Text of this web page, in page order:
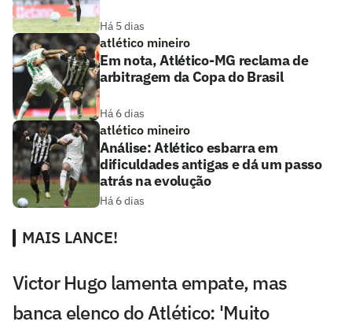
Há 5 dias
atlético mineiro
Em nota, Atlético-MG reclama de
arbitragem da Copa do Brasil
Há 6 dias
atlético mineiro
Análise: Atlético esbarra em
dificuldades antigas e dá um passo
atrás na evolução
Há 6 dias
MAIS LANCE!
Victor Hugo lamenta empate, mas
banca elenco do Atlético: 'Muito